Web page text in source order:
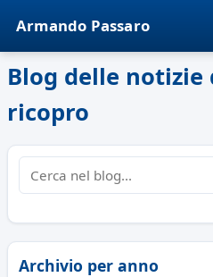
Armando Passaro
Blog delle notizie
ricopro
Archivio per anno